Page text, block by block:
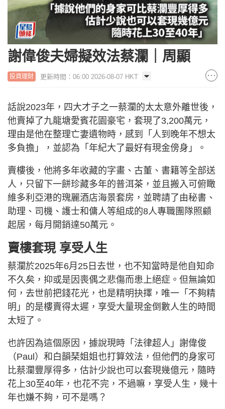
謝偉俊夫婦擬效法蔡瀾｜周顯
投資理財 更新時間：06:00 2026-08-07 HKT
話說2023年，四大才子之一蔡瀾的太太意外離世後，
他賣掉了九龍塘愛賓花園豪宅，套現了3,200萬元，
理由是他在整理亡妻遺物時，感到「人到晚年不想太
多負擔」，並認為「年紀大了最好有現金傍身」。
賣樓後，他將多年收藏的字畫、古董、書籍等全部送
人，只留下一餅珍藏多年的普洱茶，並且搬入可俯瞰
維多利亞港的瑰麗酒店海景套房，並聘請了由秘書、
助理、司機、護士和傭人等組成的8人專職團隊照顧
起居，每月開銷達50萬元。
賣樓套現 享受人生
蔡瀾於2025年6月25日去世，也不知當時是他自知命
不久矣，抑或是因喪偶之悲傷而患上絕症。但無論如
何，去世前把錢花光，也是精明抉擇，唯一「不夠精
明」的是樓賣得太遲，享受大量現金倒數人生的時間
太短了。
也許因為這個原因，據說現時「法律超人」謝偉俊
（Paul）和白韻琹姐姐也打算效法，但他們的身家可
比蔡瀾豐厚得多，估計少說也可以套現幾億元，隨時
花上30至40年，也花不完，不過嘛，享受人生，幾十
年也嫌不夠，可不是嗎？